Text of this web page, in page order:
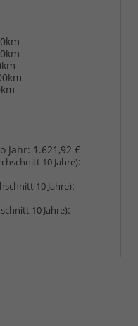
Jahr: 1.621,92 €
10 Jahre):
10 Jahre):
10 Jahre):